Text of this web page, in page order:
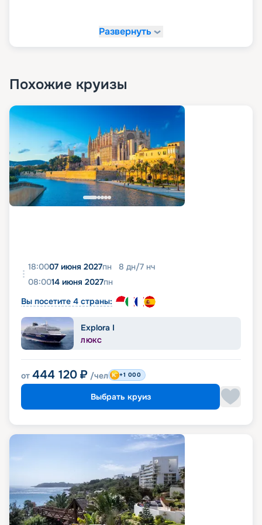
Медицинский кабинет;
Развернуть
Похожие круизы
18:0007 июня 2027пн 8 дн/7 нч
08:0014 июня 2027пн
Вы посетите 4 страны:
Explora I
ЛЮКС
от 444 120 ₽ /чел +1 000
Выбрать круиз